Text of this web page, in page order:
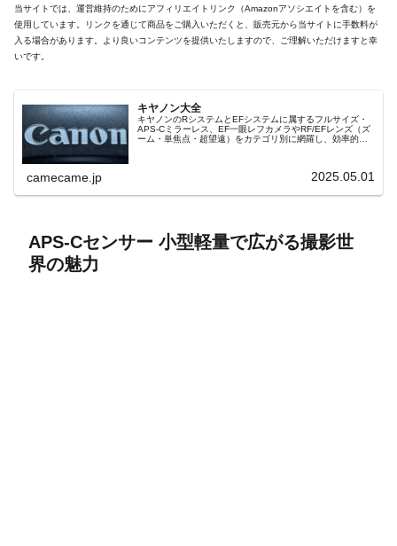
当サイトでは、運営維持のためにアフィリエイトリンク（Amazonアソシエイトを含む）を
使用しています。リンクを通じて商品をご購入いただくと、販売元から当サイトに手数料が
入る場合があります。より良いコンテンツを提供いたしますので、ご理解いただけますと幸
いです。
キヤノン大全
キヤノンのRシステムとEFシステムに属するフルサイズ・
APS-Cミラーレス、EF一眼レフカメラやRF/EFレンズ（ズ
ーム・単焦点・超望遠）をカテゴリ別に網羅し、効率的に
camecame.jp 2025.05.01
APS-Cセンサー 小型軽量で広がる撮影世
界の魅力